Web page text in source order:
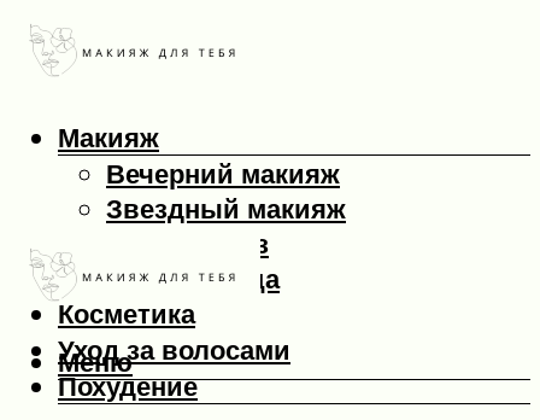
Макияж
Вечерний макияж
Звездный макияж
Макияж глаз
Макияж лица
Косметика
Уход за волосами
Похудение
Меню